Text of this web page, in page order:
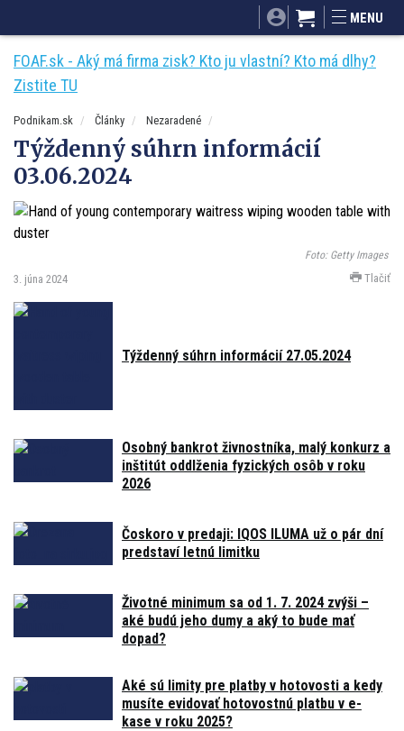
Mnamky-recepty.sk
MENU
FOAF.sk - Aký má firma zisk? Kto ju vlastní? Kto má dlhy?
Zistite TU
Podnikam.sk Články Nezaradené
Týždenný súhrn informácií
03.06.2024
Foto: Getty Images
3. júna 2024 Tlačiť
Týždenný súhrn informácií 27.05.2024
Osobný bankrot živnostníka, malý konkurz a
inštitút oddlženia fyzických osôb v roku
2026
Čoskoro v predaji: IQOS ILUMA už o pár dní
predstaví letnú limitku
Životné minimum sa od 1. 7. 2024 zvýši –
aké budú jeho dumy a aký to bude mať
dopad?
Aké sú limity pre platby v hotovosti a kedy
musíte evidovať hotovostnú platbu v e-
kase v roku 2025?